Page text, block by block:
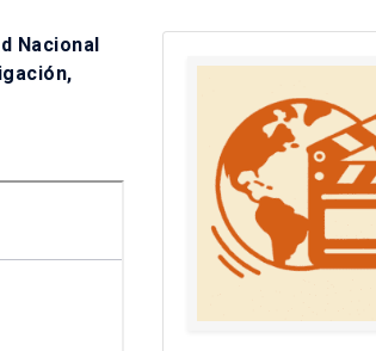
Nacional